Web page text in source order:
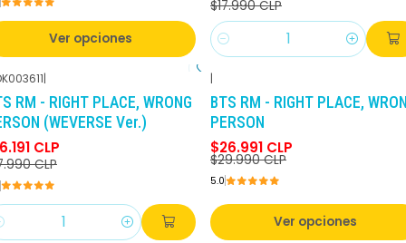
Ver opciones
$17.990 CLP
Cantidad
DCTO
|
RM - RIGHT PLACE, WRONG
(WEVERSE Ver.)
CLP
CLP
|
BTS RM - RIGHT PLACE,
PERSON
$26.991 CLP
$29.990 CLP
5.0
Ver opciones